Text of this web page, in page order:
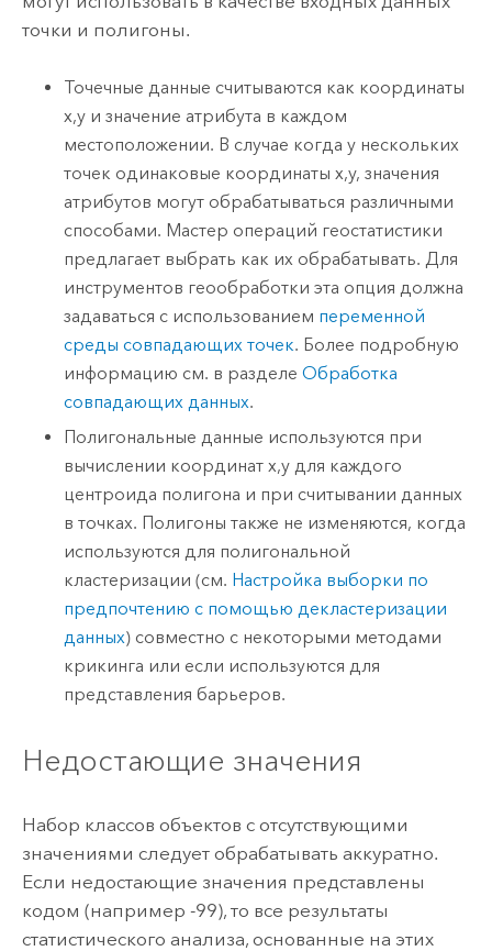
точки и полигоны.
Точечные данные считываются как координаты
x,y и значение атрибута в каждом
местоположении. В случае когда у нескольких
точек одинаковые координаты x,y, значения
атрибутов могут обрабатываться различными
способами. Мастер операций геостатистики
предлагает выбрать как их обрабатывать. Для
инструментов геообработки эта опция должна
задаваться с использованием переменной
среды совпадающих точек. Более подробную
информацию см. в разделеОбработка
совпадающих данных.
Полигональные данные используются при
вычислении координат x,y для каждого
центроида полигона и при считывании данных
в точках. Полигоны также не изменяются, когда
используются для полигональной
кластеризации (см. Настройка выборки по
предпочтению с помощью декластеризации
данных) совместно с некоторыми методами
крикинга или если используются для
представления барьеров.
Недостающие значения
Набор классов объектов с отсутствующими
значениями следует обрабатывать аккуратно.
Если недостающие значения представлены
кодом (например -99), то все результаты
статистического анализа, основанные на этих